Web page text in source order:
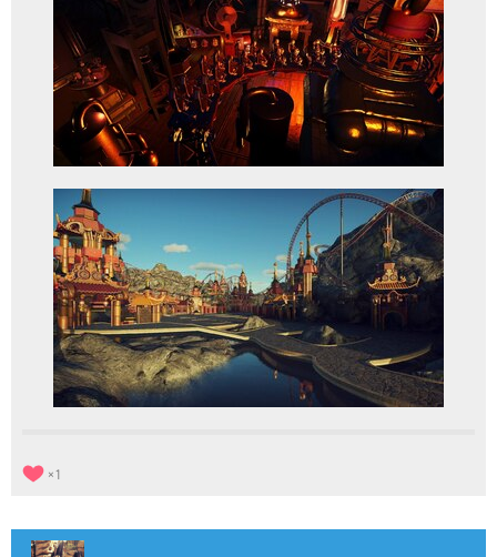
1